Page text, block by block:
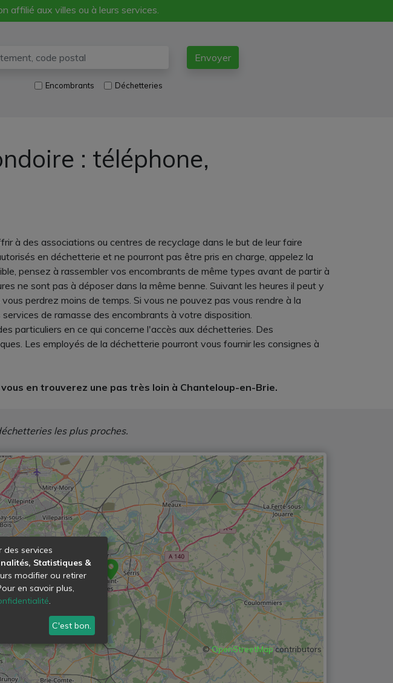
affilié aux villes ou à leurs services.
Envoyer
Encombrants Déchetteries
: téléphone,
à des associations ou centres de recyclage dans le but de leur faire
en déchetterie et ne pourront pas être pris en charge, appelez la
pensez à rassembler vos encombrants de même types avant de partir à
ne sont pas à déposer dans la même benne. Suivant les heures il peut y
perdrez moins de temps. Si vous ne pouvez pas vous rendre à la
de ramasse des encombrants à votre disposition.
particuliers en ce qui concerne l'accès aux déchetteries. Des
Les employés de la déchetterie pourront vous fournir les consignes à
en trouverez une pas très loin à Chanteloup-en-Brie.
les plus proches.
©OpenStreetMapcontributors
des services
Statistiques &
modifier ou retirer
en savoir plus,
.
C'est bon.